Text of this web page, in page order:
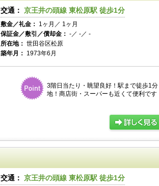
交通： 京王井の頭線 東松原駅 徒歩1分
敷金／礼金： 1ヶ月／ 1ヶ月
保証金／敷引／償却金： -／ -／ -
所在地： 世田谷区松原
築年月： 1973年6月
3階日当たり・眺望良好！駅まで徒歩1
地！商店街・スーパーも近くて便利です
交通： 京王井の頭線 東松原駅 徒歩1分